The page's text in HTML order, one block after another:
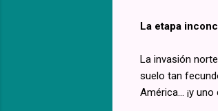
La etapa
La invasión
suelo tan
América… ¡y uno